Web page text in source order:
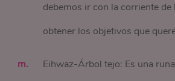
debemos ir con la corriente de
obtener los objetivos que
Eihwaz-Árbol tejo: Es una